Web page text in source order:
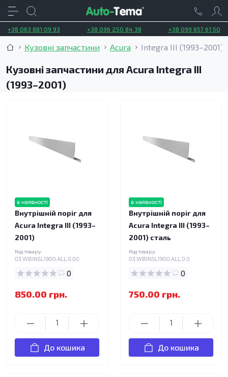
+38 063 881 09 93 +38 096 250 84 38 +38 099 657 61 50
Кузовні запчастини Acura Integra III (1993–2001)
Кузовні запчастини для Acura Integra III
(1993–2001)
в наявності
Внутрішній поріг для
Acura Integra III (1993–
2001)
Код товару:
03.WBINSL1900.ALL.0.00
0
850.00 грн.
До кошика
в наявності
Внутрішній поріг для
Acura Integra III (1993–
2001) сталь
Код товару:
03.WBINSL1900.ALL.0.0
0
750.00 грн.
До кошика